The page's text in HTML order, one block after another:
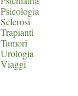
Psicologia
Sclerosi
Trapianti
Tumori
Urologia
Viaggi